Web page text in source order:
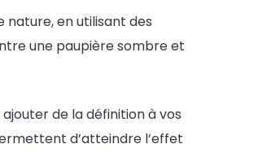
nature, en utilisant des
une paupière sombre et
de la définition à vos
d’atteindre l’effet